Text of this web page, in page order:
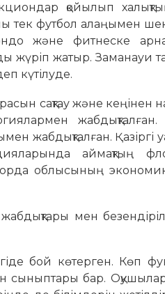
қойылып
тек футбол алаңымен
және фитнеске
жүріп жатыр. Заманауи
күтілуде.
сақтау және кеңінен
жабдықталған. Қазіргі
аймақтың
облысының
мен
бой көтерген. Көп
сыныптары бар.